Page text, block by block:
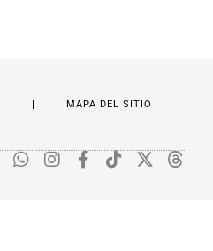
MAPA DEL SITIO